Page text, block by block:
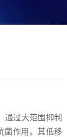
通过大范围抑制
菌作用。其低移